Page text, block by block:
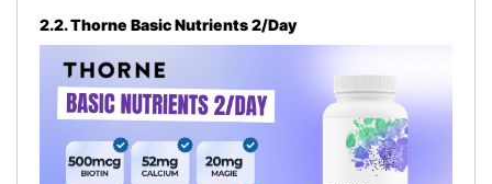
2.2. Thorne Basic Nutrients 2/Day